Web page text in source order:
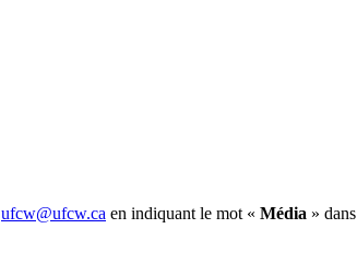
ufcw@ufcw.ca en indiquant le mot « Média »